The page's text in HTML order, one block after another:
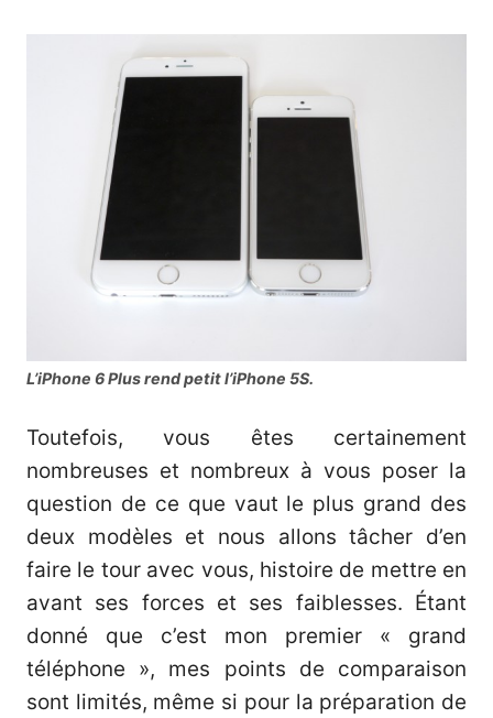
L’iPhone 6 Plus rend petit l’iPhone 5S.
Toutefois, vous êtes certainement
nombreuses et nombreux à vous poser la
question de ce que vaut le plus grand des
deux modèles et nous allons tâcher d’en
faire le tour avec vous, histoire de mettre en
avant ses forces et ses faiblesses. Étant
donné que c’est mon premier « grand
téléphone », mes points de comparaison
sont limités, même si pour la préparation de